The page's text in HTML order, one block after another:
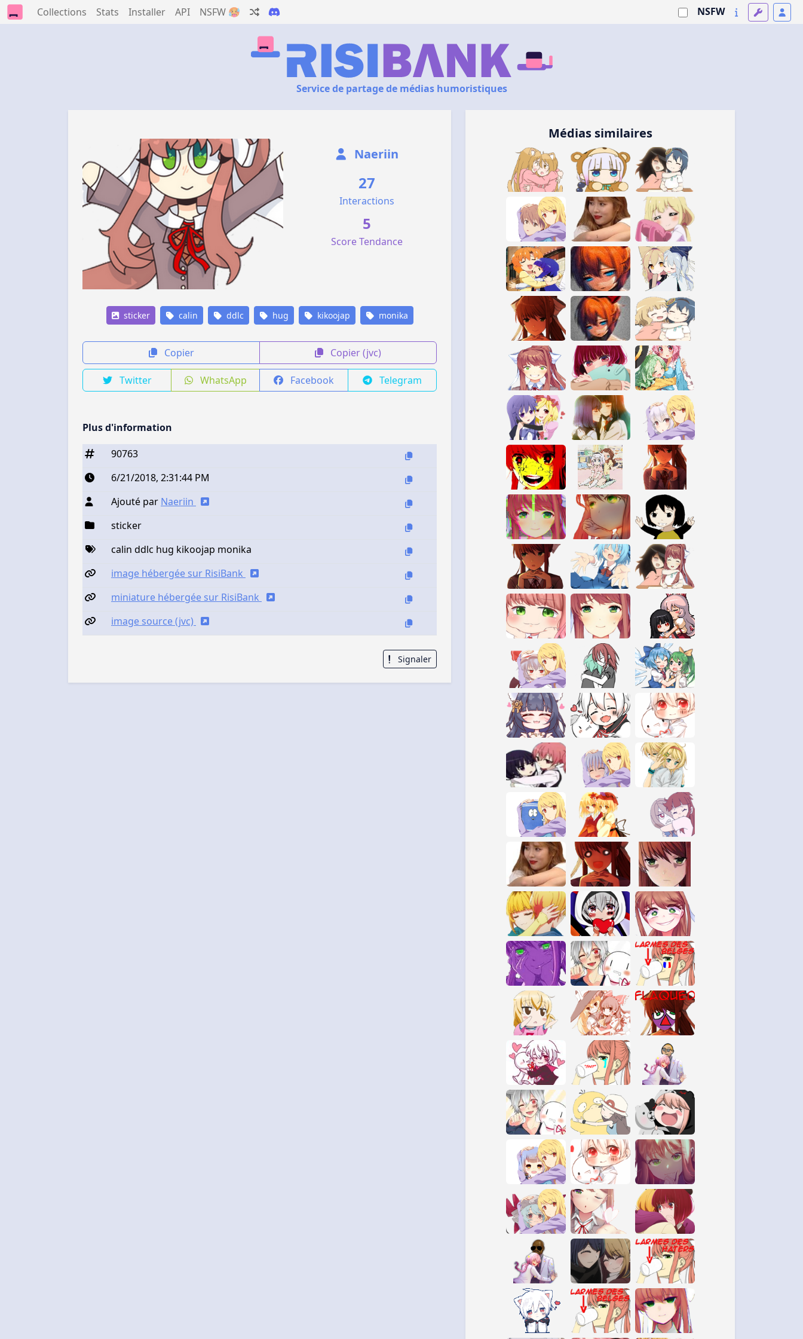
Collections Stats Installer API NSFW 🥵 NSFW
Service de partage de médias humoristiques
Naeriin
27
Interactions
5
Score Tendance
sticker calin ddlc hug kikoojap monika
Copier Copier (jvc)
Twitter WhatsApp Facebook Telegram
Plus d'information
90763
6/21/2018, 2:31:44 PM
Ajouté par Naeriin
sticker
calin ddlc hug kikoojap monika
image hébergée sur RisiBank
miniature hébergée sur RisiBank
image source (jvc)
Signaler
Médias similaires